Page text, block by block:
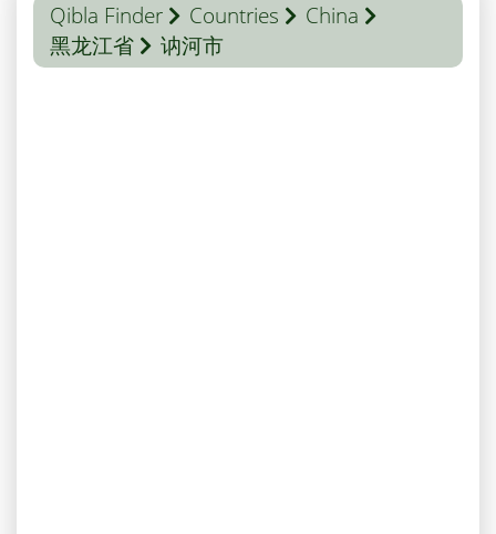
Qibla Finder Countries
China
黑龙江省
讷河市